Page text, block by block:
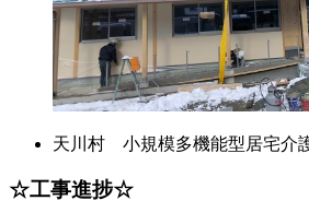
天川村 小規模多機能型居宅介
☆工事進捗☆